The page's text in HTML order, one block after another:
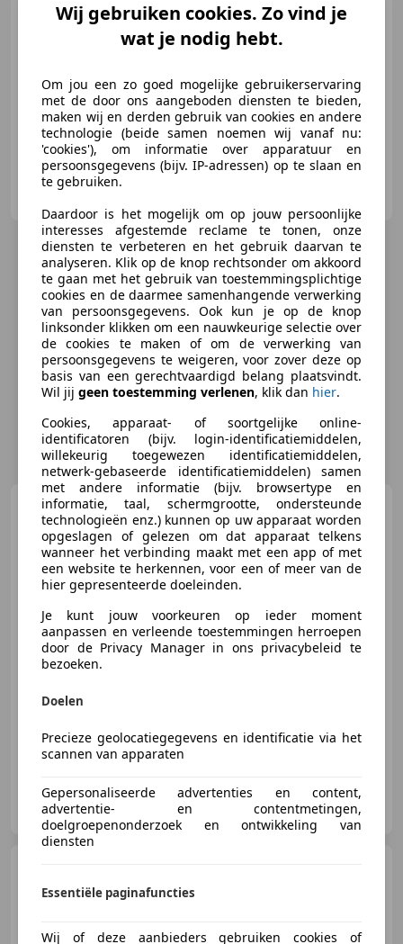
Met onderhoudshistorie, Navigatiesysteem
Auto &- Motorhuis B.V.
Alfa Romeo Giulietta
JTDm Business Executive
€ 3.250
Autohandel Honing
NL-3812 RJ AMERSFOORT
Wij gebruiken cookies. Zo vind je
wat je nodig hebt.
Om jou een zo goed mogelijke gebruikerservaring
met de door ons aangeboden diensten te bieden,
maken wij en derden gebruik van cookies en andere
technologie (beide samen noemen wij vanaf nu:
'cookies'), om informatie over apparatuur en
persoonsgegevens (bijv. IP-adressen) op te slaan en
te gebruiken.
Daardoor is het mogelijk om op jouw persoonlijke
interesses afgestemde reclame te tonen, onze
diensten te verbeteren en het gebruik daarvan te
analyseren. Klik op de knop rechtsonder om akkoord
te gaan met het gebruik van toestemmingsplichtige
cookies en de daarmee samenhangende verwerking
van persoonsgegevens. Ook kun je op de knop
linksonder klikken om een nauwkeurige selectie over
de cookies te maken of om de verwerking van
persoonsgegevens te weigeren, voor zover deze op
basis van een gerechtvaardigd belang plaatsvindt.
Wil jij geen toestemming verlenen, klik dan hier.
Cookies, apparaat- of soortgelijke online-
identificatoren (bijv. login-identificatiemiddelen,
willekeurig toegewezen identificatiemiddelen,
netwerk-gebaseerde identificatiemiddelen) samen
met andere informatie (bijv. browsertype en
informatie, taal, schermgrootte, ondersteunde
technologieën enz.) kunnen op uw apparaat worden
opgeslagen of gelezen om dat apparaat telkens
wanneer het verbinding maakt met een app of met
een website te herkennen, voor een of meer van de
hier gepresenteerde doeleinden.
Je kunt jouw voorkeuren op ieder moment
aanpassen en verleende toestemmingen herroepen
door de Privacy Manager in ons privacybeleid te
bezoeken.
Doelen
Precieze geolocatiegegevens en identificatie via het
scannen van apparaten
Gepersonaliseerde advertenties en content,
advertentie- en contentmetingen,
doelgroepenonderzoek en ontwikkeling van
diensten
Essentiële paginafuncties
Wij of deze aanbieders gebruiken cookies of